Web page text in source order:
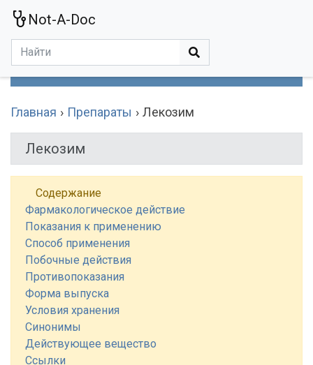
Not-A-Doc
Главная Препараты Лекозим
Лекозим
Содержание
Фармакологическое действие
Показания к применению
Способ применения
Побочные действия
Противопоказания
Форма выпуска
Условия хранения
Синонимы
Действующее вещество
Ссылки